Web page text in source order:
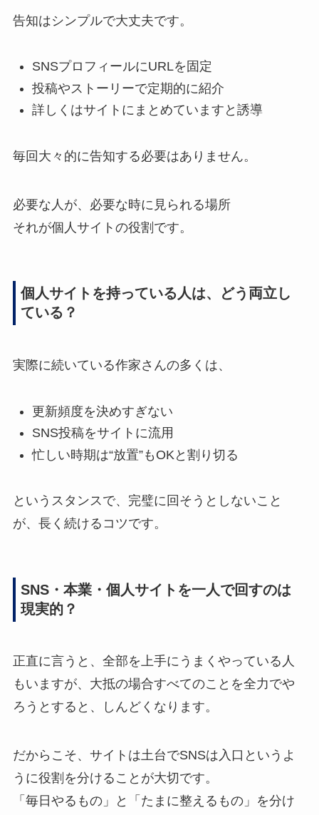
告知はシンプルで大丈夫です。
SNSプロフィールにURLを固定
投稿やストーリーで定期的に紹介
詳しくはサイトにまとめていますと誘導
毎回大々的に告知する必要はありません。
必要な人が、必要な時に見られる場所
それが個人サイトの役割です。
個人サイトを持っている人は、どう両立し
ている？
実際に続いている作家さんの多くは、
更新頻度を決めすぎない
SNS投稿をサイトに流用
忙しい時期は“放置”もOKと割り切る
というスタンスで、完璧に回そうとしないこと
が、長く続けるコツです。
SNS・本業・個人サイトを一人で回すのは
現実的？
正直に言うと、全部を上手にうまくやっている人
もいますが、大抵の場合すべてのことを全力でや
ろうとすると、しんどくなります。
だからこそ、サイトは土台でSNSは入口というよ
うに役割を分けることが大切です。
「毎日やるもの」と「たまに整えるもの」を分け